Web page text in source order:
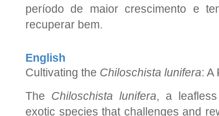
período de maior crescimento e
recuperar bem.
English
Cultivating the Chiloschista lunifera: A
The Chiloschista lunifera, a
exotic species that challenges and